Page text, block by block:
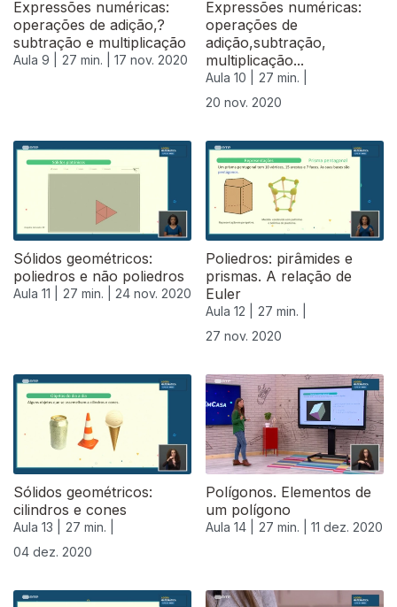
Expressões numéricas:
operações de adição,?
subtração e multiplicação
Aula 9 | 27 min. | 17 nov. 2020
Expressões numéricas:
operações de
adição,subtração,
multiplicação...
Aula 10 |
27 min. |
20 nov. 2020
Sólidos geométricos:
poliedros e não poliedros
Aula 11 | 27 min. | 24 nov. 2020
Poliedros: pirâmides e
prismas. A relação de
Euler
Aula 12 |
27 min. |
27 nov. 2020
508718
Sólidos geométricos:
cilindros e cones
Aula 13 |
27 min. |
04 dez. 2020
Polígonos. Elementos de
um polígono
Aula 14 | 27 min. | 11 dez. 2020